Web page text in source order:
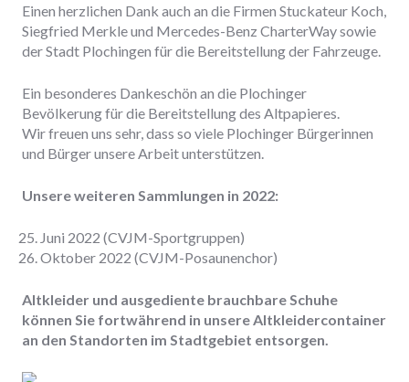
Einen herzlichen Dank auch an die Firmen Stuckateur Koch,
Siegfried Merkle und Mercedes-Benz CharterWay sowie
der Stadt Plochingen für die Bereitstellung der Fahrzeuge.
Ein besonderes Dankeschön an die Plochinger
Bevölkerung für die Bereitstellung des Altpapieres.
Wir freuen uns sehr, dass so viele Plochinger Bürgerinnen
und Bürger unsere Arbeit unterstützen.
Unsere weiteren Sammlungen in 2022:
Juni 2022 (CVJM-Sportgruppen)
Oktober 2022 (CVJM-Posaunenchor)
Altkleider und ausgediente brauchbare Schuhe
können Sie fortwährend in unsere Altkleidercontainer
an den Standorten im Stadtgebiet entsorgen.